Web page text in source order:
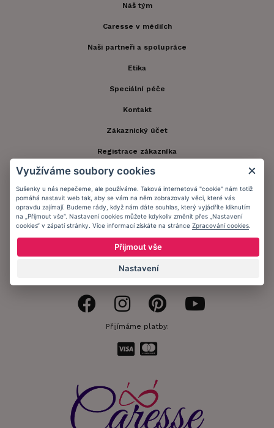
Náš tým
Caresse v médiích
Naši partneři a spolupráce
Etika
Speciální péče
Kontakt
Zákaznický účet
Registrace zákazníka
Doprava a platba
Obchodní podmínky
Ochrana osobních údajů
Zůstaňte s námi v kontaktu.
Přijímáme platby:
Využíváme soubory cookies
Sušenky u nás nepečeme, ale používáme. Taková internetová "cookie" nám totiž
pomáhá nastavit web tak, aby se vám na něm zobrazovaly věci, které vás
opravdu zajímají. Budeme rády, když nám dáte souhlas, který vyjádříte kliknutím
na „Přijmout vše“. Nastavení cookies můžete kdykoliv změnit přes „Nastavení
cookies“ v zápatí stránky. Více informací získáte na stránce Zpracování cookies
Přijmout vše
Nastavení